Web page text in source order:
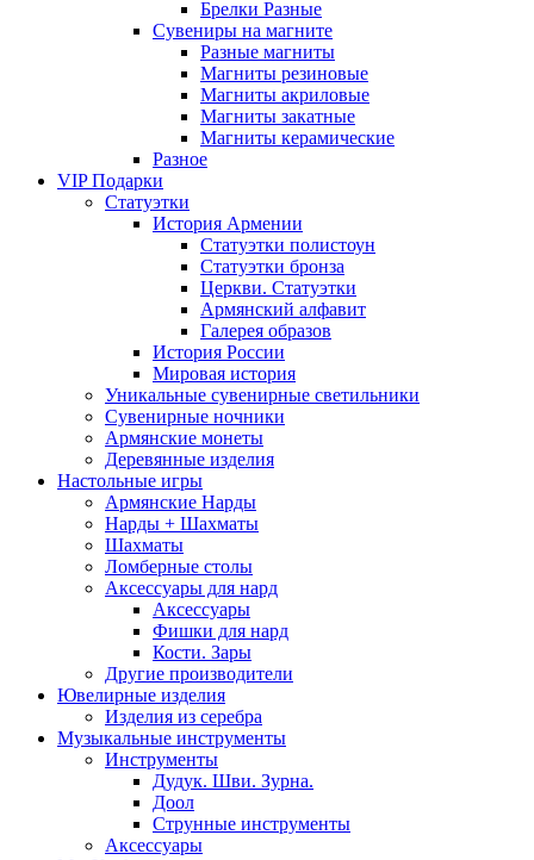
Брелки Разные
Сувениры на магните
Разные магниты
Магниты резиновые
Магниты акриловые
Магниты закатные
Магниты керамические
Разное
VIP Подарки
Статуэтки
История Армении
Статуэтки полистоун
Статуэтки бронза
Церкви. Статуэтки
Армянский алфавит
Галерея образов
История России
Мировая история
Уникальные сувенирные светильники
Сувенирные ночники
Армянские монеты
Деревянные изделия
Настольные игры
Армянские Нарды
Нарды + Шахматы
Шахматы
Ломберные столы
Аксессуары для нард
Аксессуары
Фишки для нард
Кости. Зары
Другие производители
Ювелирные изделия
Изделия из серебра
Музыкальные инструменты
Инструменты
Дудук. Шви. Зурна.
Доол
Струнные инструменты
Аксессуары